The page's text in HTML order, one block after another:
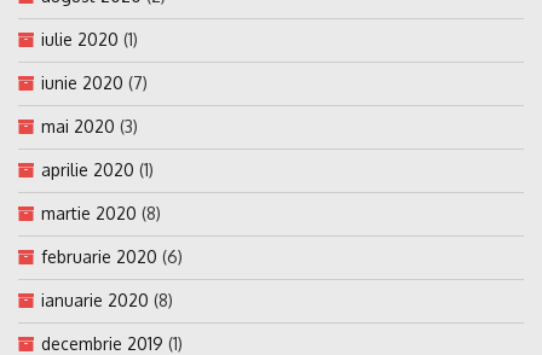
iulie 2020 (1)
iunie 2020 (7)
mai 2020 (3)
aprilie 2020 (1)
martie 2020 (8)
februarie 2020 (6)
ianuarie 2020 (8)
decembrie 2019 (1)